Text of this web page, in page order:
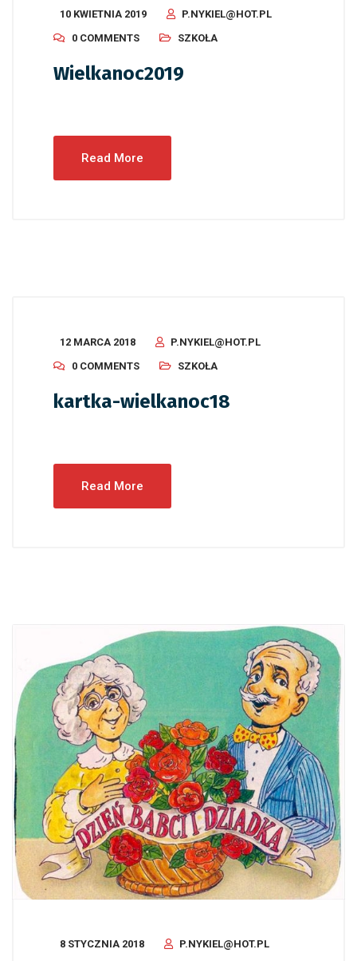
10 KWIETNIA 2019
P.NYKIEL@HOT.PL
0 COMMENTS
SZKOŁA
Wielkanoc2019
Read More
12 MARCA 2018
P.NYKIEL@HOT.PL
0 COMMENTS
SZKOŁA
kartka-wielkanoc18
Read More
8 STYCZNIA 2018
P.NYKIEL@HOT.PL